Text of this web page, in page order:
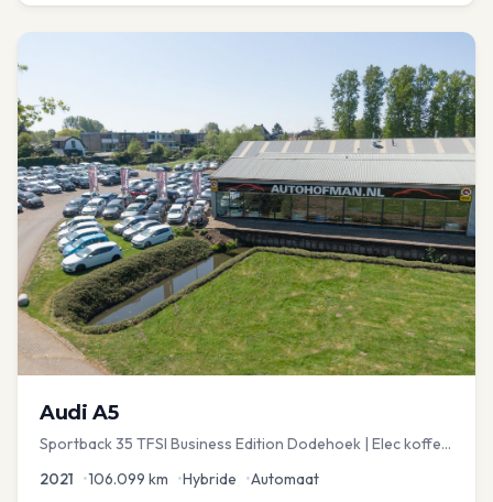
Audi A5
Sportback 35 TFSI Business Edition Dodehoek | Elec koffer
2021 •106.099 km •Hybride •Automaat